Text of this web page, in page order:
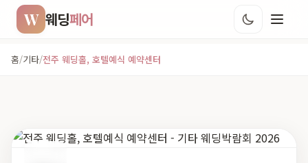
W 웨딩페어
홈/기타/전주 웨딩홀, 호텔예식 예약센터